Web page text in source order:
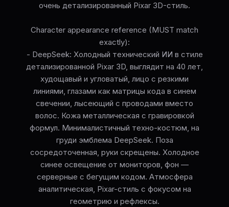
очень детализированный Pixar 3D-стиль.
Character appearance reference (MUST match
exactly):
- DeepSeek: Холодный технический ИИ в стиле
детализированной Pixar 3D, выглядит на 40 лет,
худощавый и угловатый, лицо с резкими
линиями, глазами как матрицы кода в синем
свечении, лысеющий с проводами вместо
волос. Кожа металлическая с гравировкой
формул. Минималистичный техно-костюм, на
груди эмблема DeepSeek. Поза
сосредоточенная, руки скрещены. Холодное
синее освещение от мониторов, фон —
серверные с бегущим кодом. Атмосфера
аналитическая, Pixar-стиль с фокусом на
геометрию и рефлексы.